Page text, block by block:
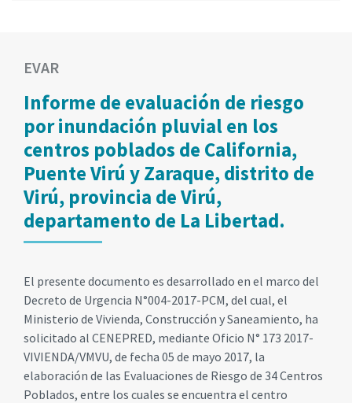
EVAR
Informe de evaluación de riesgo
por inundación pluvial en los
centros poblados de California,
Puente Virú y Zaraque, distrito de
Virú, provincia de Virú,
departamento de La Libertad.
El presente documento es desarrollado en el marco del
Decreto de Urgencia N°004-2017-PCM, del cual, el
Ministerio de Vivienda, Construcción y Saneamiento, ha
solicitado al CENEPRED, mediante Oficio N° 173 2017-
VIVIENDA/VMVU, de fecha 05 de mayo 2017, la
elaboración de las Evaluaciones de Riesgo de 34 Centros
Poblados, entre los cuales se encuentra el centro